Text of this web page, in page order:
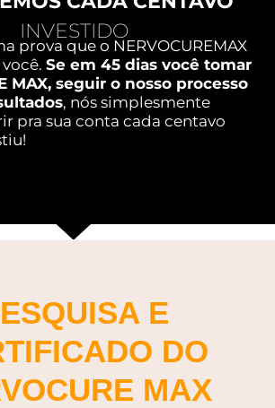
INVESTIDO
prova que o NERVOCUREMAX
Se em 45 dias você tomar
MAX, seguir o nosso processo
, nós simplesmente
pra sua conta cada centavo
E
DO
MAX